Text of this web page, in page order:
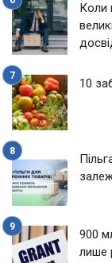
Коли
10
900
лише